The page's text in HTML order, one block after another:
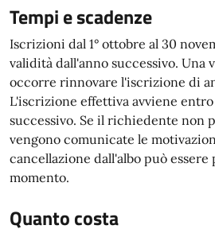
Tempi e scadenze
Iscrizioni dal 1° ottobre al 30
validità dall'anno successivo. Una
occorre rinnovare l'iscrizione di
L'iscrizione effettiva avviene
successivo. Se il richiedente non
vengono comunicate le
cancellazione dall'albo può
momento.
Quanto costa